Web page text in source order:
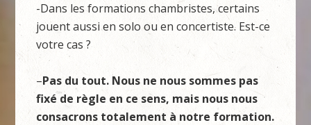
-Dans les formations chambristes, certains
jouent aussi en solo ou en concertiste. Est-ce
votre cas ?
–Pas du tout. Nous ne nous sommes pas
fixé de règle en ce sens, mais nous nous
consacrons totalement à notre formation.